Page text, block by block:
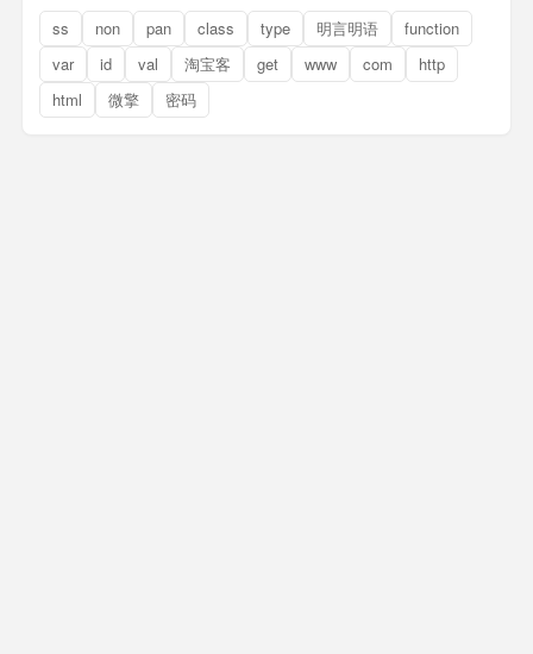
ss non pan class type 明言明语
function
var
id val 淘宝客 get www com
http
html
微擎 密码